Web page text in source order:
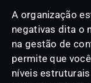
A organização
negativas dita o
na gestão de
permite que
níveis